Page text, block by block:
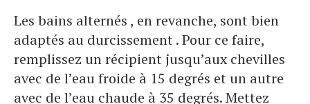
Les bains alternés , en revanche, sont bien
adaptés au durcissement . Pour ce faire,
remplissez un récipient jusqu’aux chevilles
avec de l’eau froide à 15 degrés et un autre
avec de l’eau chaude à 35 degrés. Mettez